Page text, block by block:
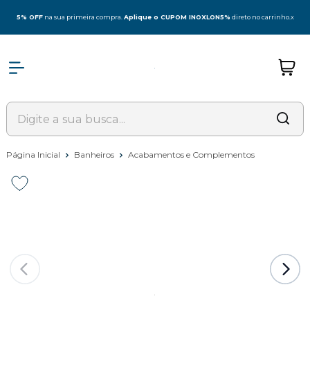
5% OFF na sua primeira compra.Aplique o CUPOM INOXLON5% direto no carrinho.x
Página Inicial Banheiros Acabamentos e Complementos